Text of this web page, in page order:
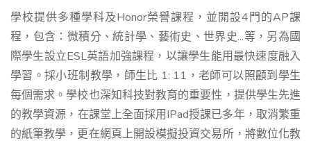
學校提供多種學科及Honor榮譽課程，並開設4門的AP課
程，包含：微積分、統計學、藝術史、世界史...等，另為國
際學生設立ESL英語加強課程，以讓學生能用最快速度融入
學習。採小班制教學，師生比 1: 11，老師可以照顧到學生
每個需求。學校也深知科技對教育的重要性，提供學生先進
的教學資源，在課堂上全面採用IPad授課已多年，取消繁重
的紙筆教學，更在網頁上開設模擬投資交易所，將數位化教